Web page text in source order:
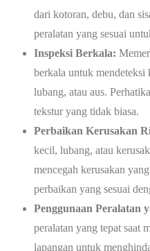
dari kotoran, debu, dan
peralatan yang sesuai
Inspeksi Berkala:
berkala untuk mendeteksi
lubang, atau aus.
tekstur yang tidak biasa.
Perbaikan Kerusakan
kecil, lubang, atau
mencegah kerusakan
perbaikan yang sesuai
Penggunaan Peralatan
peralatan yang tepat saat
lapangan untuk